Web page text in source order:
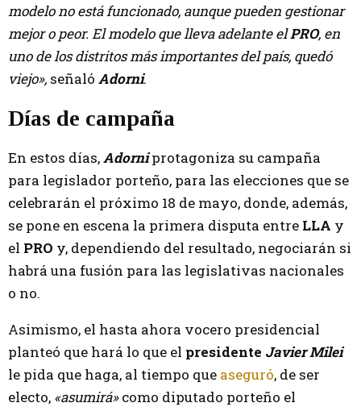
modelo no está funcionado, aunque pueden gestionar
mejor o peor. El modelo que lleva adelante elPRO, en
uno de los distritos más importantes del país, quedó
viejo», señaló Adorni.
Días de campaña
En estos días,Adorniprotagoniza su campaña
para legislador porteño, para las elecciones que se
celebrarán el próximo 18 de mayo, donde, además,
se pone en escena la primera disputa entre LLA y
el PRO y, dependiendo del resultado, negociarán si
habrá una fusión para las legislativas nacionales
o no.
Asimismo, el hasta ahora vocero presidencial
planteó que hará lo que el presidente Javier Milei
le pida que haga, al tiempo que aseguró, de ser
electo, «asumirá»como diputado porteño el